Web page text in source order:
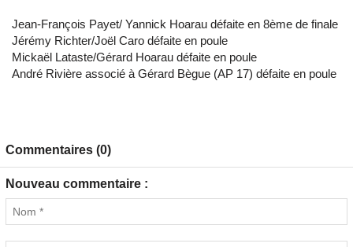
Jean-François Payet/ Yannick Hoarau défaite en 8ème de finale
Jérémy Richter/Joël Caro défaite en poule
Mickaël Lataste/Gérard Hoarau défaite en poule
André Rivière associé à Gérard Bègue (AP 17) défaite en poule
Commentaires (0)
Nouveau commentaire :